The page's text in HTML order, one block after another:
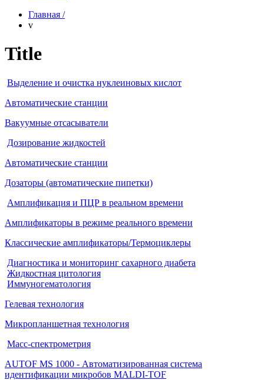
Главная /
v
Title
Выделение и очистка нуклеиновых кислот
Автоматические станции
Вакуумные отсасыватели
Дозирование жидкостей
Автоматические станции
Дозаторы (автоматические пипетки)
Амплификация и ПЦР в реальном времени
Амплификаторы в режиме реального времени
Классические амплификаторы/Термоциклеры
Диагностика и мониторинг сахарного диабета
Жидкостная цитология
Иммуногематология
Гелевая технология
Микропланшетная технология
Масс-спектрометрия
AUTOF MS 1000 - Автоматизированная система
идентификации микробов MALDI-TOF